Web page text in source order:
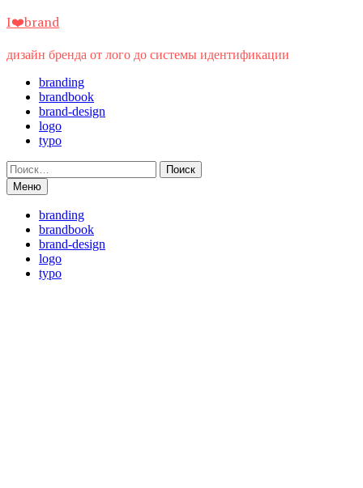
Перейти
содержимому
I❤️brand
дизайн бренда от лого до системы идентификации
branding
brandbook
brand-design
logo
typo
Найти:
Меню
branding
brandbook
brand-design
logo
typo